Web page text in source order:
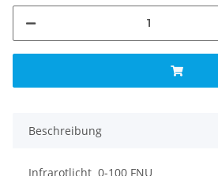
Beschreibung
Infrarotlicht 0-100 FNU